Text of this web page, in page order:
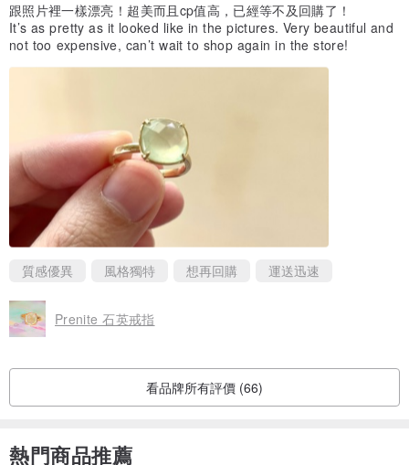
跟照片裡一樣漂亮！超美而且cp值高，已經等不及回購了！
It’s as pretty as it looked like in the pictures. Very beautiful and
not too expensive, can’t wait to shop again in the store!
質感優異 風格獨特 想再回購 運送迅速
Prenite 石英戒指
看品牌所有評價 (66)
熱門商品推薦